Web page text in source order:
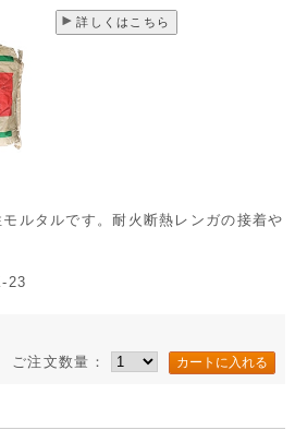
詳しくはこちら
ルタルです。耐火断熱レンガの接着や
23
ご注文数量：